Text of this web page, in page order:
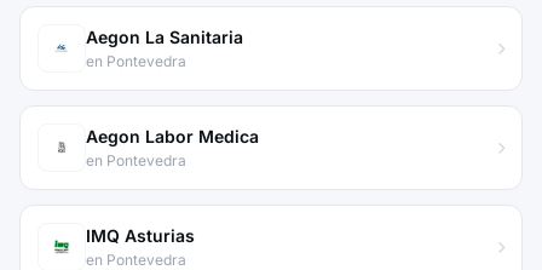
Aegon La Sanitaria
en Pontevedra
Aegon Labor Medica
en Pontevedra
IMQ Asturias
en Pontevedra